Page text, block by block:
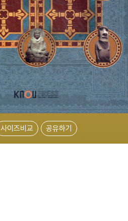
사이즈비교 공유하기